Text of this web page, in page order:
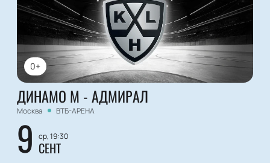
0+
ДИНАМО М - АДМИРАЛ
Москва ВТБ-АРЕНА
9 ср, 19:30
СЕНТ